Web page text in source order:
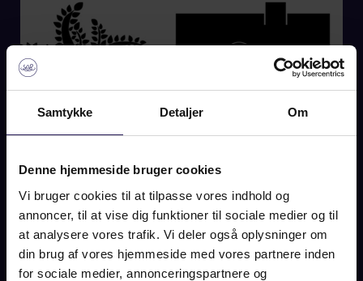
Samtykke Detaljer Om
Denne hjemmeside bruger cookies
Vi bruger cookies til at tilpasse vores indhold og
annoncer, til at vise dig funktioner til sociale medier og til
at analysere vores trafik. Vi deler også oplysninger om
din brug af vores hjemmeside med vores partnere inden
for sociale medier, annonceringspartnere og
KRISTLIG DAGBLAD / FRYGT, GRÅDIGHED OG